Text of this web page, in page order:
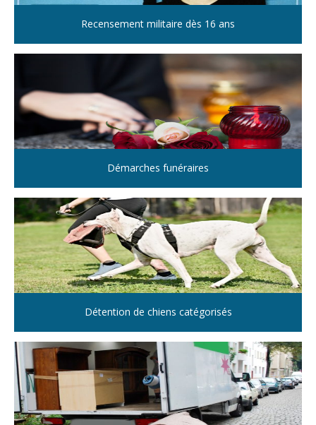
Recensement militaire dès 16 ans
Démarches funéraires
Détention de chiens catégorisés